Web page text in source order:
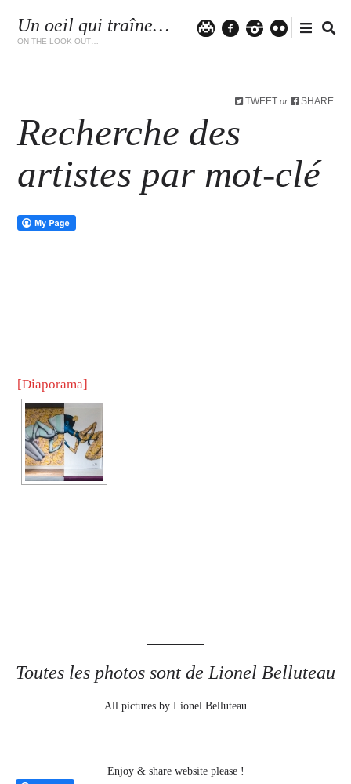
Un oeil qui traîne…
ON THE LOOK OUT…
TWEET or SHARE
Recherche des
artistes par mot-clé
[Diaporama]
Toutes les photos sont de Lionel Belluteau
All pictures by Lionel Belluteau
Enjoy & share website please !